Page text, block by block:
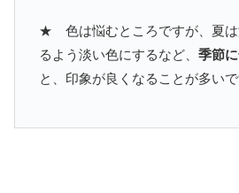
★ 色は悩むところですが、夏は
るよう淡い色にするなど、 季節
と、印象が良くなることが多いで